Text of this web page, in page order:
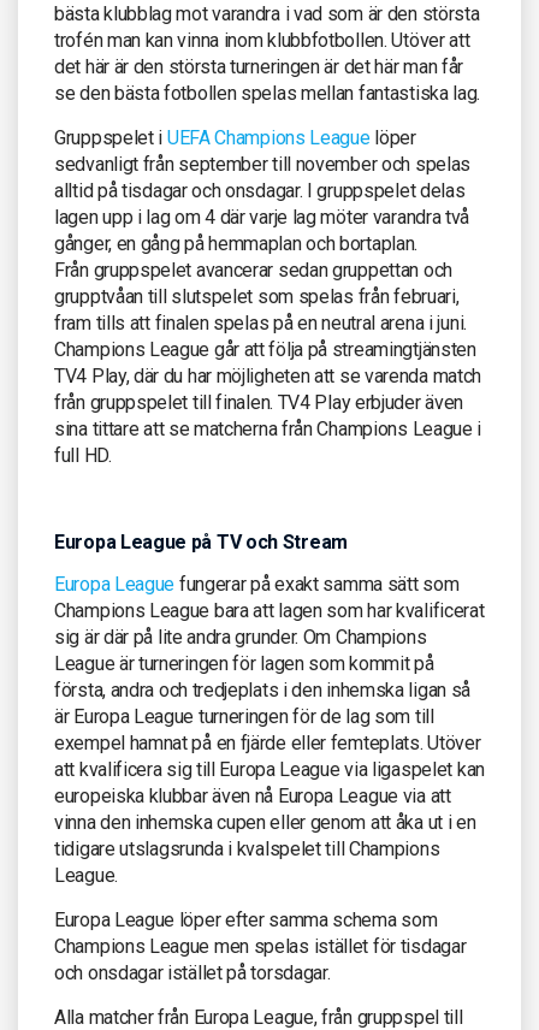
bästa klubblag mot varandra i vad som är den största
trofén man kan vinna inom klubbfotbollen. Utöver att
det här är den största turneringen är det här man får
se den bästa fotbollen spelas mellan fantastiska lag.
Gruppspelet i UEFA Champions Leaguelöper
sedvanligt från september till november och spelas
alltid på tisdagar och onsdagar. I gruppspelet delas
lagen upp i lag om 4 där varje lag möter varandra två
gånger, en gång på hemmaplan och bortaplan.
Från gruppspelet avancerar sedan gruppettan och
grupptvåan till slutspelet som spelas från februari,
fram tills att finalen spelas på en neutral arena i juni.
Champions League går att följa på streamingtjänsten
TV4 Play, där du har möjligheten att se varenda match
från gruppspelet till finalen. TV4 Play erbjuder även
sina tittare att se matcherna från Champions League i
full HD.
Europa League på TV och Stream
Europa League fungerar på exakt samma sätt som
Champions League bara att lagen som har kvalificerat
sig är där på lite andra grunder. Om Champions
League är turneringen för lagen som kommit på
första, andra och tredjeplats i den inhemska ligan så
är Europa League turneringen för de lag som till
exempel hamnat på en fjärde eller femteplats. Utöver
att kvalificera sig till Europa League via ligaspelet kan
europeiska klubbar även nå Europa League via att
vinna den inhemska cupen eller genom att åka ut i en
tidigare utslagsrunda i kvalspelet till Champions
League.
Europa League löper efter samma schema som
Champions League men spelas istället för tisdagar
och onsdagar istället på torsdagar.
Alla matcher från Europa League, från gruppspel till